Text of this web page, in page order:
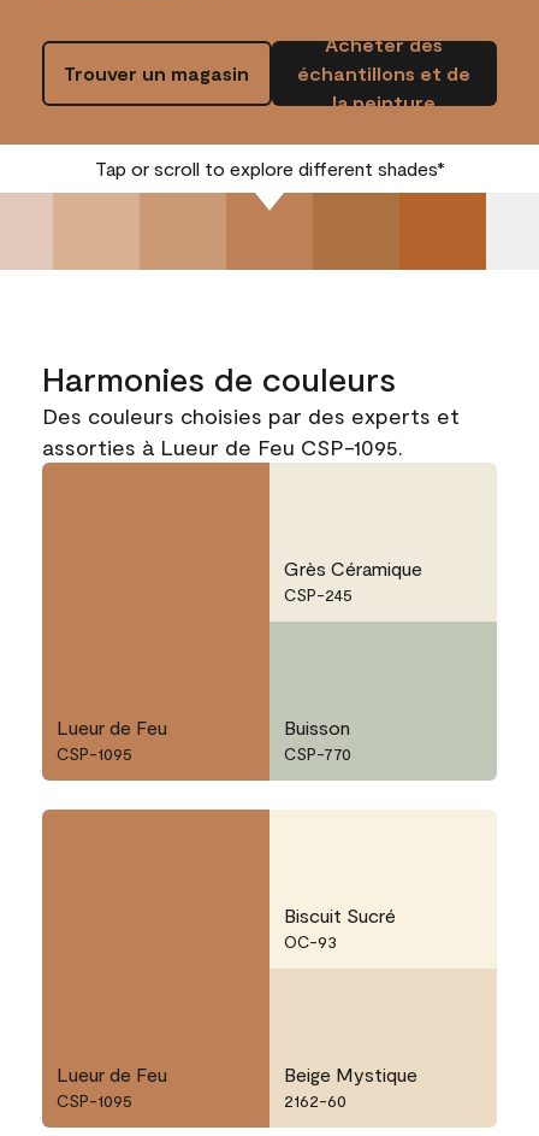
Trouver un magasin
Acheter des
échantillons et de
la peinture
Tap or scroll to explore different shades*
Harmonies de couleurs
Des couleurs choisies par des experts et
assorties à Lueur de Feu CSP-1095.
Lueur de Feu
CSP-1095
Grès Céramique
CSP-245
Buisson
CSP-770
Lueur de Feu
CSP-1095
Biscuit Sucré
OC-93
Beige Mystique
2162-60